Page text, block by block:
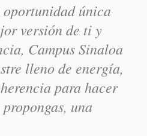
oportunidad única
versión de ti y
Campus Sinaloa
lleno de energía,
para hacer
una